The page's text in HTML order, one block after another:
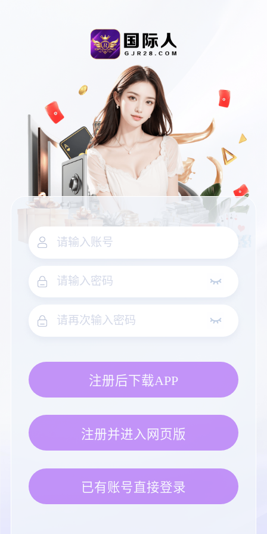
注册后下载APP
注册并进入网页版
已有账号直接登录